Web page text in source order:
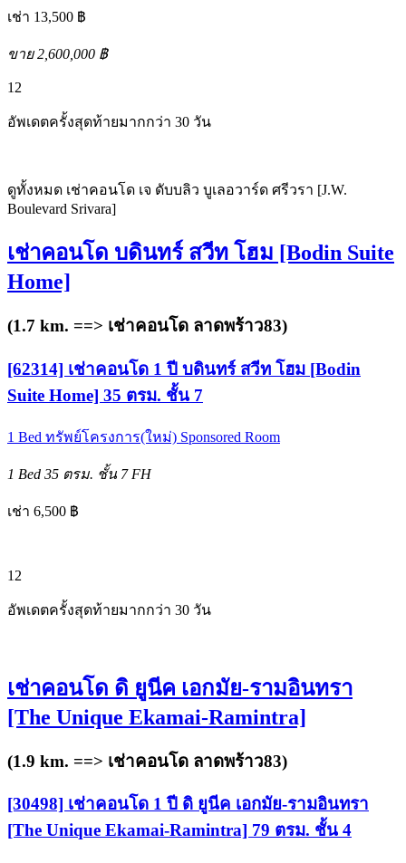
เช่า 13,500 ฿
ขาย 2,600,000 ฿
12
อัพเดตครั้งสุดท้ายมากกว่า 30 วัน
ดูทั้งหมด เช่าคอนโด เจ ดับบลิว บูเลอวาร์ด ศรีวรา [J.W.
Boulevard Srivara]
เช่าคอนโด บดินทร์ สวีท โฮม [Bodin Suite
Home]
(1.7 km. ==> เช่าคอนโด ลาดพร้าว83)
[62314] เช่าคอนโด 1 ปี บดินทร์ สวีท โฮม [Bodin
Suite Home] 35 ตรม. ชั้น 7
1 Bed ทรัพย์โครงการ(ใหม่) Sponsored Room
1 Bed 35 ตรม. ชั้น 7 FH
เช่า 6,500 ฿
12
อัพเดตครั้งสุดท้ายมากกว่า 30 วัน
เช่าคอนโด ดิ ยูนีค เอกมัย-รามอินทรา
[The Unique Ekamai-Ramintra]
(1.9 km. ==> เช่าคอนโด ลาดพร้าว83)
[30498] เช่าคอนโด 1 ปี ดิ ยูนีค เอกมัย-รามอินทรา
[The Unique Ekamai-Ramintra] 79 ตรม. ชั้น 4